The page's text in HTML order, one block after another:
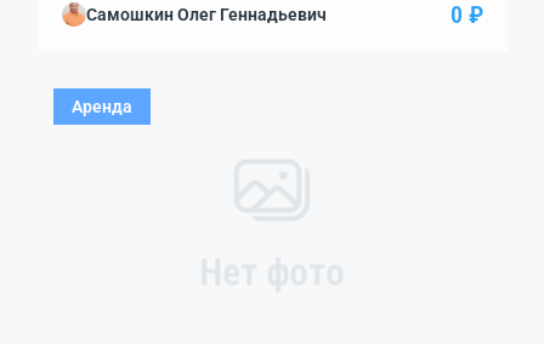
планировку. В квартире раздельные комнаты и три
Фрунзе. До лучших песчаных пляжей набережной
Самошкин Олег Геннадьевич 0 ₽
Аренда